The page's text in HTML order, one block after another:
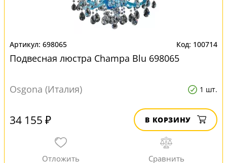
698065 100714
Подвесная люстра Champa Blu 698065
Osgona (Италия) 1 шт.
34 155 ₽ В КОРЗИНУ